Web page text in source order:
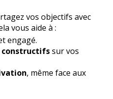
vos objectifs avec
vous aide à :
engagé.
sur vos
, même face aux